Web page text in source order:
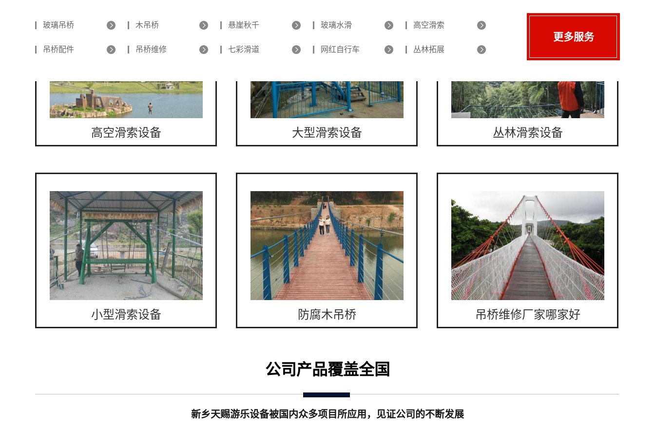
玻璃吊桥 木吊桥 悬崖秋千 玻璃水滑 高空滑索
吊桥配件 吊桥维修 七彩滑道 网红自行车 丛林拓展
更多服务
高空滑索设备 大型滑索设备 丛林滑索设备
小型滑索设备 防腐木吊桥 吊桥维修厂家哪家好
公司产品覆盖全国
新乡天赐游乐设备被国内众多项目所应用，见证公司的不断发展